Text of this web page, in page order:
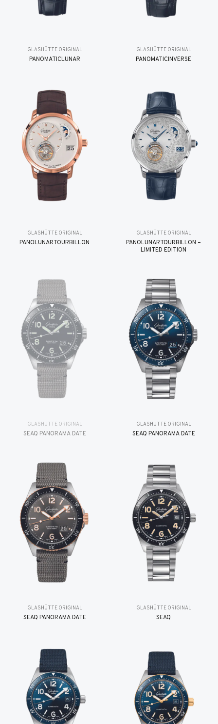
GLASHÜTTE ORIGINAL
PANOMATICLUNAR
GLASHÜTTE ORIGINAL
PANOMATICINVERSE
GLASHÜTTE ORIGINAL
PANOLUNARTOURBILLON
GLASHÜTTE ORIGINAL
PANOLUNARTOURBILLON –
LIMITED EDITION
GLASHÜTTE ORIGINAL
SEAQ PANORAMA DATE
GLASHÜTTE ORIGINAL
SEAQ PANORAMA DATE
GLASHÜTTE ORIGINAL
SEAQ PANORAMA DATE
GLASHÜTTE ORIGINAL
SEAQ